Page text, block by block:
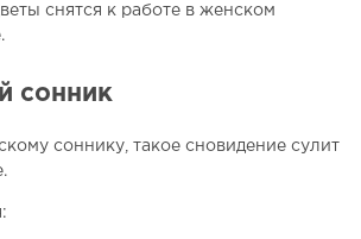
снятся к работе в женском
сонник
соннику, такое сновидение сулит